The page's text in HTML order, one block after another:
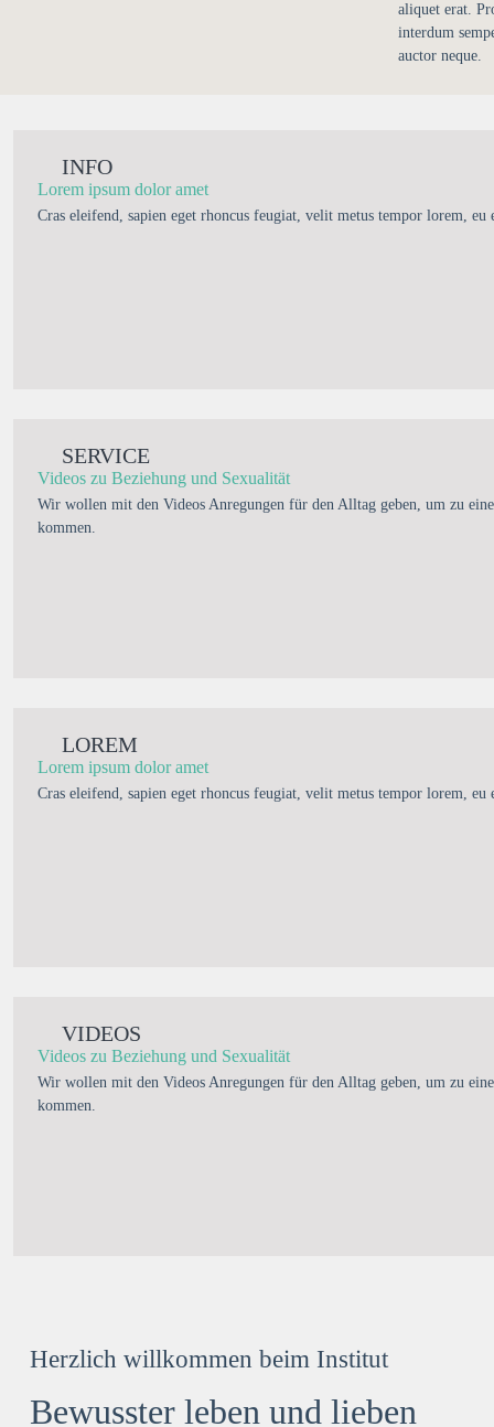
aliquet erat.
interdum
auctor neque.
INFO
Lorem ipsum dolor amet
Cras eleifend, sapien eget rhoncus feugiat, velit metus tempor lorem,
SERVICE
Videos zu Beziehung und Sexualität
Wir wollen mit den Videos Anregungen für den Alltag geben, um zu
kommen.
LOREM
Lorem ipsum dolor amet
Cras eleifend, sapien eget rhoncus feugiat, velit metus tempor lorem,
VIDEOS
Videos zu Beziehung und Sexualität
Wir wollen mit den Videos Anregungen für den Alltag geben, um zu
kommen.
Herzlich willkommen beim Institut
Bewusster leben und lieben